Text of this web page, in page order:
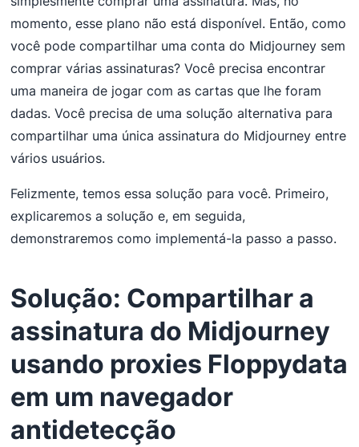
momento, esse plano não está disponível. Então, como
você pode compartilhar uma conta do Midjourney sem
comprar várias assinaturas? Você precisa encontrar
uma maneira de jogar com as cartas que lhe foram
dadas. Você precisa de uma solução alternativa para
compartilhar uma única assinatura do Midjourney entre
vários usuários.
Felizmente, temos essa solução para você. Primeiro,
explicaremos a solução e, em seguida,
demonstraremos como implementá-la passo a passo.
Solução: Compartilhar a
assinatura do Midjourney
usando proxies Floppydata
em um navegador
antidetecção